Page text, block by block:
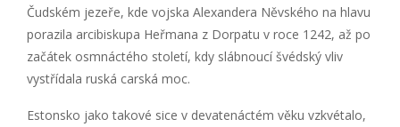
Čudském jezeře, kde vojska Alexandera Něvského na hlavu
porazila arcibiskupa Heřmana z Dorpatu v roce 1242, až po
začátek osmnáctého století, kdy slábnoucí švédský vliv
vystřídala ruská carská moc.
Estonsko jako takové sice v devatenáctém věku vzkvétalo,